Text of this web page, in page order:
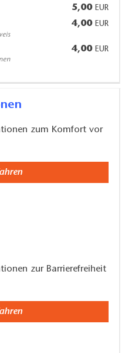
5,00 EUR
4,00 EUR
4,00 EUR
zum Komfort vor
zur Barrierefreiheit